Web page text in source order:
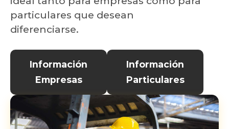
particulares que desean
diferenciarse.
Información
Empresas
Información
Particulares